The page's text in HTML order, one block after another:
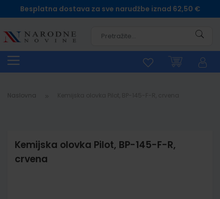
Besplatna dostava za sve narudžbe iznad 62,50 €
Naslovna
Kemijska olovka Pilot, BP-145-F-R,
crvena